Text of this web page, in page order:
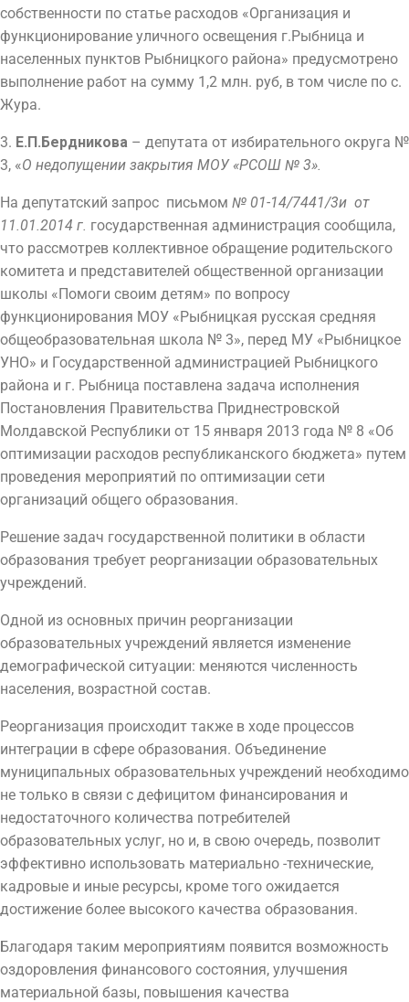
собственности по статье расходов «Организация и
функционирование уличного освещения г.Рыбница и
населенных пунктов Рыбницкого района» предусмотрено
выполнение работ на сумму 1,2 млн. руб, в том числе по с.
Жура.
3. Е.П.Бердникова – депутата от избирательного округа №
3, «О недопущении закрытия МОУ «РСОШ № 3».
На депутатский запрос письмом № 01-14/7441/3и от
11.01.2014 г. государственная администрация сообщила,
что рассмотрев коллективное обращение родительского
комитета и представителей общественной организации
школы «Помоги своим детям» по вопросу
функционирования МОУ «Рыбницкая русская средняя
общеобразовательная школа № 3», перед МУ «Рыбницкое
УНО» и Государственной администрацией Рыбницкого
района и г. Рыбница поставлена задача исполнения
Постановления Правительства Приднестровской
Молдавской Республики от 15 января 2013 года № 8 «Об
оптимизации расходов республиканского бюджета» путем
проведения мероприятий по оптимизации сети
организаций общего образования.
Решение задач государственной политики в области
образования требует реорганизации образовательных
учреждений.
Одной из основных причин реорганизации
образовательных учреждений является изменение
демографической ситуации: меняются численность
населения, возрастной состав.
Реорганизация происходит также в ходе процессов
интеграции в сфере образования. Объединение
муниципальных образовательных учреждений необходимо
не только в связи с дефицитом финансирования и
недостаточного количества потребителей
образовательных услуг, но и, в свою очередь, позволит
эффективно использовать материально -технические,
кадровые и иные ресурсы, кроме того ожидается
достижение более высокого качества образования.
Благодаря таким мероприятиям появится возможность
оздоровления финансового состояния, улучшения
материальной базы, повышения качества